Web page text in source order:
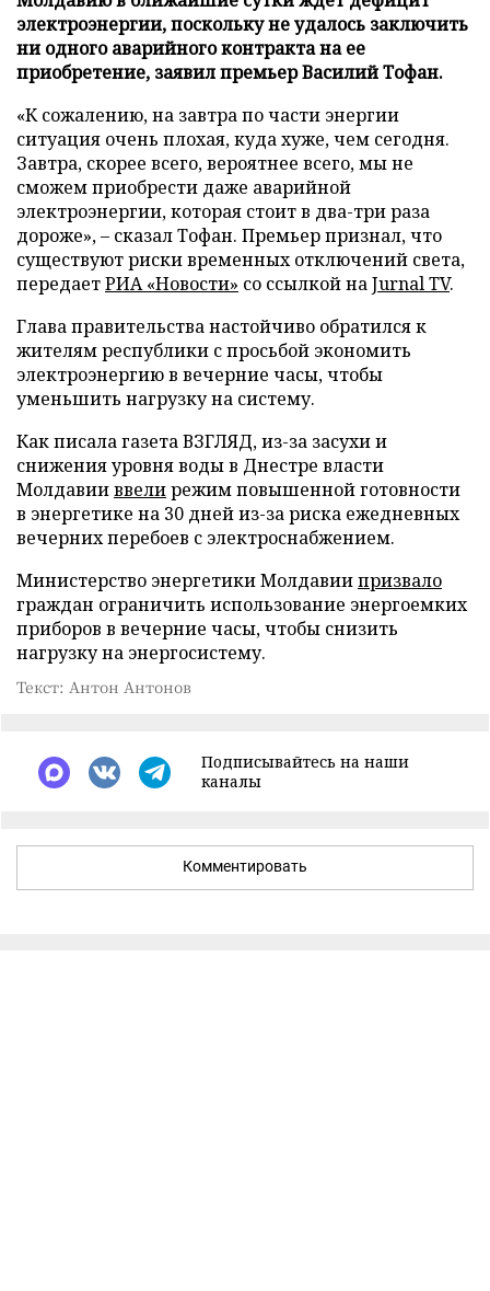
электроэнергии, поскольку не удалось заключить
ни одного аварийного контракта на ее
приобретение, заявил премьер Василий Тофан.
«К сожалению, на завтра по части энергии
ситуация очень плохая, куда хуже, чем сегодня.
Завтра, скорее всего, вероятнее всего, мы не
сможем приобрести даже аварийной
электроэнергии, которая стоит в два-три раза
дороже», – сказал Тофан. Премьер признал, что
существуют риски временных отключений света,
передаетРИА «Новости» со ссылкой наJurnal TV.
Глава правительства настойчиво обратился к
жителям республики с просьбой экономить
электроэнергию в вечерние часы, чтобы
уменьшить нагрузку на систему.
Как писала газета ВЗГЛЯД, из-за засухи и
снижения уровня воды в Днестре власти
Молдавииввелирежим повышенной готовности
в энергетике на 30 дней из-за риска ежедневных
вечерних перебоев с электроснабжением.
Министерство энергетики Молдавиипризвало
граждан ограничить использование энергоемких
приборов в вечерние часы, чтобы снизить
нагрузку на энергосистему.
Текст: Антон Антонов
Подписывайтесь на наши
каналы
Комментировать